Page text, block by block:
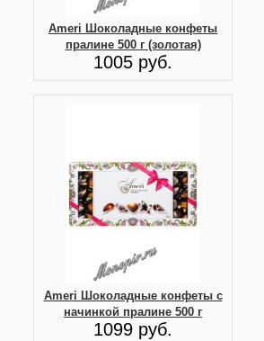
Ameri Шоколадные конфеты
пралине 500 г (золотая)
1005 руб.
Ameri Шоколадные конфеты с
начинкой пралине 500 г
1099 руб.